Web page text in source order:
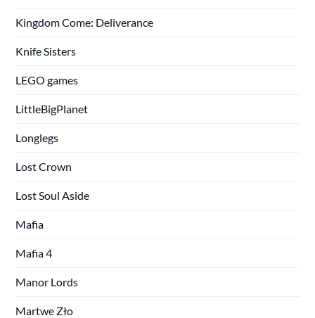
Kingdom Come: Deliverance
Knife Sisters
LEGO games
LittleBigPlanet
Longlegs
Lost Crown
Lost Soul Aside
Mafia
Mafia 4
Manor Lords
Martwe Zło